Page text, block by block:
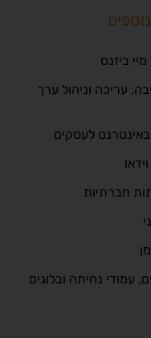
ביזנס
עריכה וניהול ערך
באינטרנט לעסקים
חברתיות
עמודי נחיתה ובלוגים